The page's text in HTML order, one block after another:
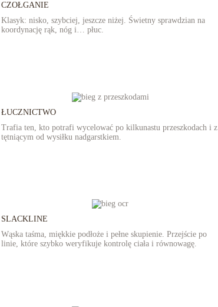
CZOŁGANIE
Klasyk: nisko, szybciej, jeszcze niżej. Świetny sprawdzian na
koordynację rąk, nóg i… płuc.
ŁUCZNICTWO
Trafia ten, kto potrafi wycelować po kilkunastu przeszkodach i z
tętniącym od wysiłku nadgarstkiem.
SLACKLINE
Wąska taśma, miękkie podłoże i pełne skupienie. Przejście po
linie, które szybko weryfikuje kontrolę ciała i równowagę.